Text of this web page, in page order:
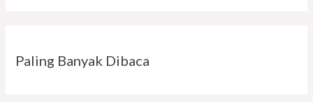
Paling Banyak Dibaca